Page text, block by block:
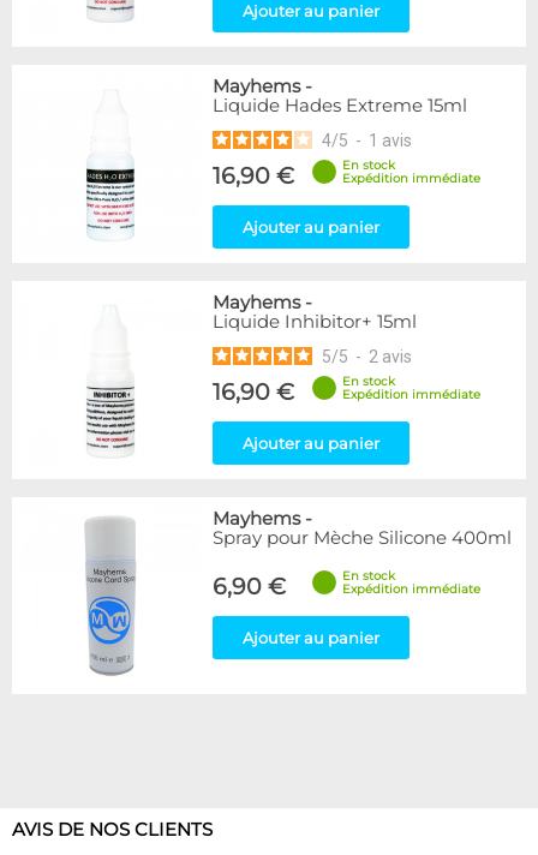
Ajouter au panier
Mayhems-
Liquide Hades Extreme 15ml
4/5 - 1 avis
16,90 €
En stock
Expédition immédiate
Ajouter au panier
Mayhems-
Liquide Inhibitor+ 15ml
5/5 - 2 avis
16,90 €
En stock
Expédition immédiate
Ajouter au panier
Mayhems-
Spray pour Mèche Silicone 400ml
6,90 €
En stock
Expédition immédiate
Ajouter au panier
AVIS DE NOS CLIENTS